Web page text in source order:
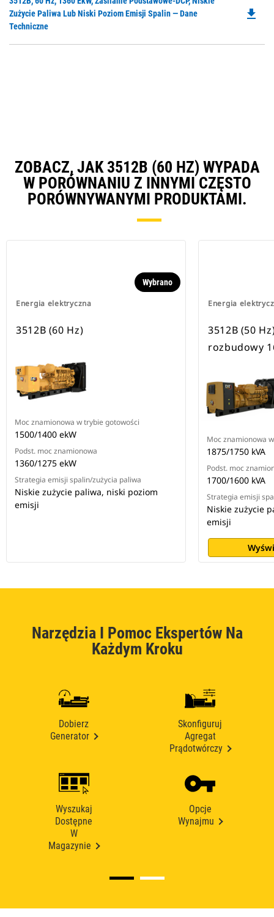
Zużycie Paliwa Lub Niski Poziom Emisji Spalin — Dane
Techniczne
file_download
ZOBACZ, JAK 3512B (60 HZ) WYPADA
W PORÓWNANIU Z INNYMI CZĘSTO
PORÓWNYWANYMI PRODUKTAMI.
Energia elektryczna
Wybrano
3512B (60 Hz)
Moc znamionowa w trybie gotowości
1500/1400 ekW
Podst. moc znamionowa
1360/1275 ekW
Strategia emisji spalin/zużycia paliwa
Niskie zużycie paliwa, niski poziom
emisji
Energia
3512B (50
rozbudowy
Moc znamionowa
1875/1750 kVA
Podst. moc
1700/1600 kVA
Strategia emisji
Niskie zużycie
emisji
Narzędzia I Pomoc Ekspertów Na
Każdym Kroku
Dobierz
Generator
Skonfiguruj
Agregat
Prądotwórczy
Wyszukaj
Dostępne
W
Magazynie
Opcje
Wynajmu